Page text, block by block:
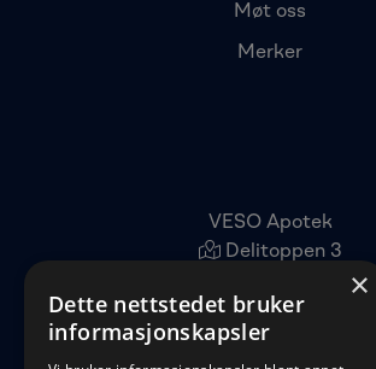
Møt oss
Merker
VESO Apotek
Delitoppen 3
22 96 11 00
kundeservice@veso.no
×
Dette nettstedet bruker
informasjonskapsler